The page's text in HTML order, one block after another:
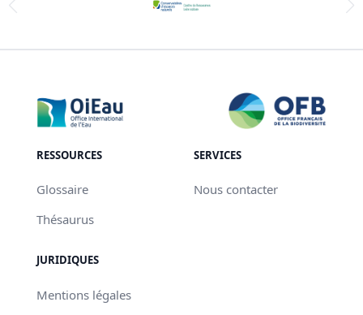
RESSOURCES
Glossaire
Thésaurus
SERVICES
Nous contacter
JURIDIQUES
Mentions légales